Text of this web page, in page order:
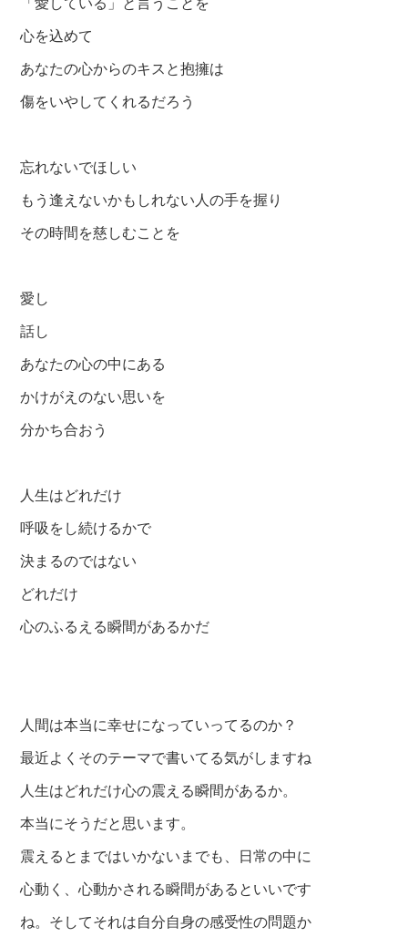
心を込めて
あなたの心からのキスと抱擁は
傷をいやしてくれるだろう
忘れないでほしい
もう逢えないかもしれない人の手を握り
その時間を慈しむことを
愛し
話し
あなたの心の中にある
かけがえのない思いを
分かち合おう
人生はどれだけ
呼吸をし続けるかで
決まるのではない
どれだけ
心のふるえる瞬間があるかだ
人間は本当に幸せになっていってるのか？
最近よくそのテーマで書いてる気がしますね
人生はどれだけ心の震える瞬間があるか。
本当にそうだと思います。
震えるとまではいかないまでも、日常の中に
心動く、心動かされる瞬間があるといいです
ね。そしてそれは自分自身の感受性の問題か